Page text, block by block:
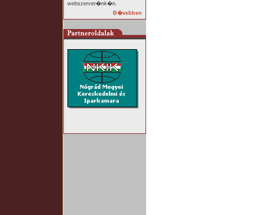
webszerver�nk�n.
B�vebben